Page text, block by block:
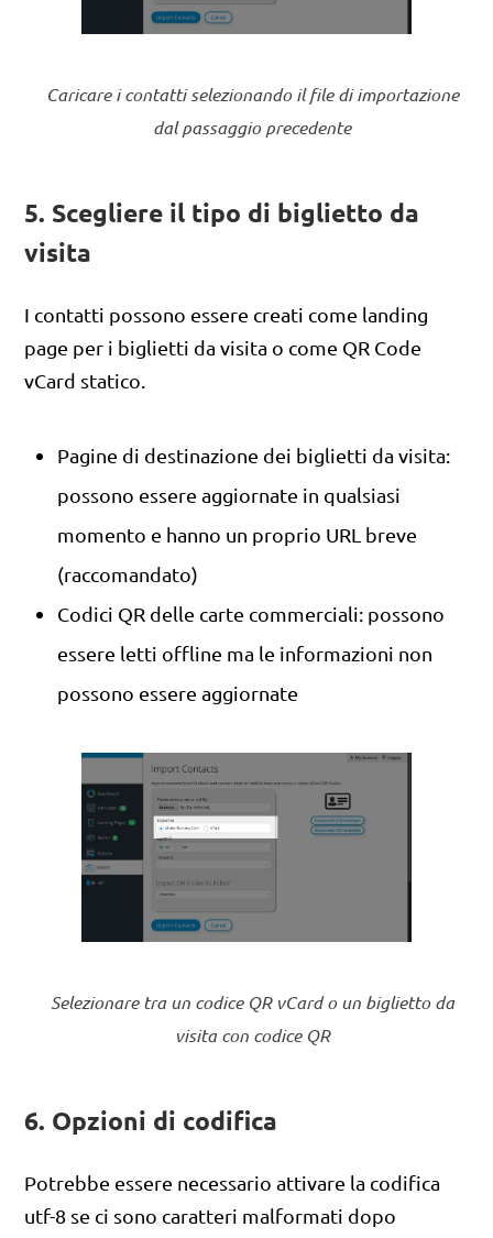
Caricare i contatti selezionando il file di importazione
dal passaggio precedente
5. Scegliere il tipo di biglietto da
visita
I contatti possono essere creati come landing
page per i biglietti da visita o come QR Code
vCard statico.
Pagine di destinazione dei biglietti da visita:
possono essere aggiornate in qualsiasi
momento e hanno un proprio URL breve
(raccomandato)
Codici QR delle carte commerciali: possono
essere letti offline ma le informazioni non
possono essere aggiornate
Selezionare tra un codice QR vCard o un biglietto da
visita con codice QR
6. Opzioni di codifica
Potrebbe essere necessario attivare la codifica
utf-8 se ci sono caratteri malformati dopo